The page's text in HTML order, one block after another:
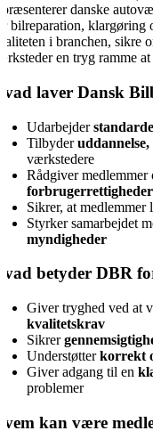
danske
bilreparation, klargøring
i branchen, sikre
en tryg ramme at
laver Dansk
Udarbejder
Tilbyder
værkstedere
Rådgiver medlemmer
forbrugerrettigheder
Sikrer, at medlemmer
Styrker samarbejdet
myndigheder
betyder DBR
Giver tryghed ved at
kvalitetskrav
Sikrer
Understøtterkorrekt
Giver adgang til en
problemer
kan være